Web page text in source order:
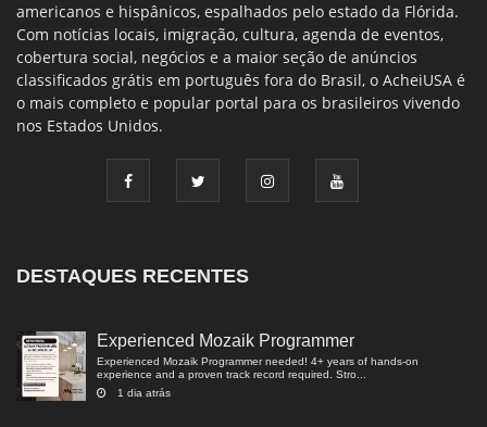
americanos e hispânicos, espalhados pelo estado da Flórida.
Com notícias locais, imigração, cultura, agenda de eventos,
cobertura social, negócios e a maior seção de anúncios
classificados grátis em português fora do Brasil, o AcheiUSA é
o mais completo e popular portal para os brasileiros vivendo
nos Estados Unidos.
DESTAQUES RECENTES
Experienced Mozaik Programmer
Experienced Mozaik Programmer needed! 4+ years of hands-on
experience and a proven track record required. Stro...
1 dia atrás